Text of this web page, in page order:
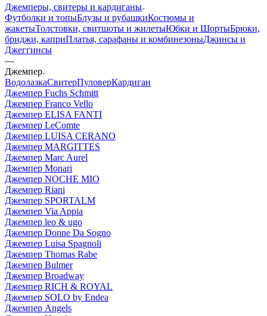
Джемперы, свитеры и кардиганы
Футболки и топыБлузы и рубашкиКостюмы и
жакетыТолстовки, свитшоты и жилетыЮбки и ШортыБрюки,
бриджи, каприПлатья, сарафаны и комбинезоныДжинсы и
Джеггинсы
—
Джемпер
ВодолазкаСвитерПуловерКардиган
Джемпер Fuchs Schmitt
Джемпер Franco Vello
Джемпер ELISA FANTI
Джемпер LeComte
Джемпер LUISA CERANO
Джемпер MARGITTES
Джемпер Marc Aurel
Джемпер Monari
Джемпер NOCHE MIO
Джемпер Riani
Джемпер SPORTALM
Джемпер Via Appia
Джемпер leo & ugo
Джемпер Donne Da Sogno
Джемпер Luisa Spagnoli
Джемпер Thomas Rabe
Джемпер Bulmer
Джемпер Broadway
Джемпер RICH & ROYAL
Джемпер SOLO by Endea
Джемпер Angels